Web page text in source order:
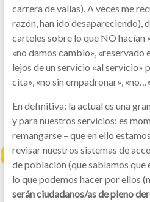
carrera de vallas). A veces me
razón, han ido desapareciendo),
carteles sobre lo que NO hacían
«no damos cambio»,
lejos de un servicio «al servicio»
cita», «no sin empadronar»,
En definitiva: la actual es una
y para nuestros servicios: es
remangarse – que en ello
revisar nuestros sistemas de
de población (que sabíamos que
lo que podemos hacer por ellos
serán ciudadanos/as de pleno